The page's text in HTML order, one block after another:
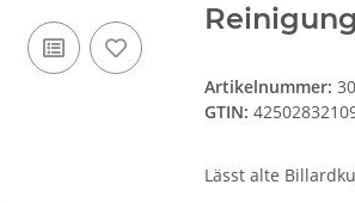
Artikelnummer:
GTIN:
Lässt alte